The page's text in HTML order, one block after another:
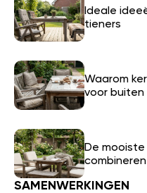
Ideale
tieners
Waarom
voor buiten
De
SAMENWERKINGEN